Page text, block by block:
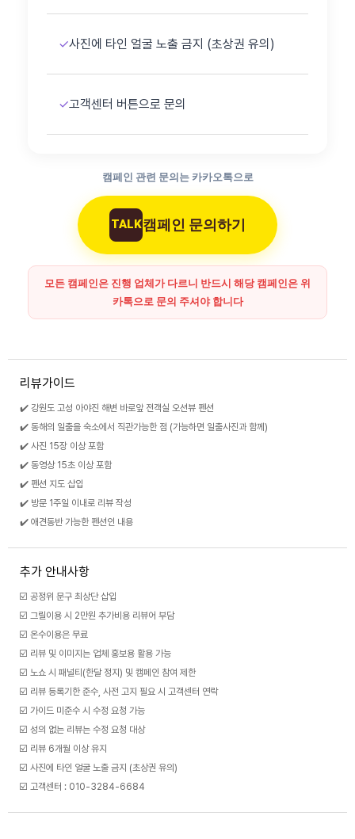
✓사진에 타인 얼굴 노출 금지 (초상권 유의)
✓고객센터 버튼으로 문의
캠페인 관련 문의는 카카오톡으로
TALK캠페인 문의하기
모든 캠페인은 진행 업체가 다르니 반드시 해당 캠페인은 위
카톡으로 문의 주셔야 합니다
리뷰가이드
✔️ 강원도 고성 아야진 해변 바로앞 전객실 오션뷰 펜션
✔️ 동해의 일출을 숙소에서 직관가능한 점 (가능하면 일출사진과 함께)
✔️ 사진 15장 이상 포함
✔️ 동영상 15초 이상 포함
✔️ 펜션 지도 삽입
✔️ 방문 1주일 이내로 리뷰 작성
✔️ 애견동반 가능한 펜션인 내용
추가 안내사항
☑️ 공정위 문구 최상단 삽입
☑️ 그릴이용 시 2만원 추가비용 리뷰어 부담
☑️ 온수이용은 무료
☑️ 리뷰 및 이미지는 업체 홍보용 활용 가능
☑️ 노쇼 시 패널티(한달 정지) 및 캠페인 참여 제한
☑️ 리뷰 등록기한 준수, 사전 고지 필요 시 고객센터 연락
☑️ 가이드 미준수 시 수정 요청 가능
☑️ 성의 없는 리뷰는 수정 요청 대상
☑️ 리뷰 6개월 이상 유지
☑️ 사진에 타인 얼굴 노출 금지 (초상권 유의)
☑️ 고객센터 : 010-3284-6684